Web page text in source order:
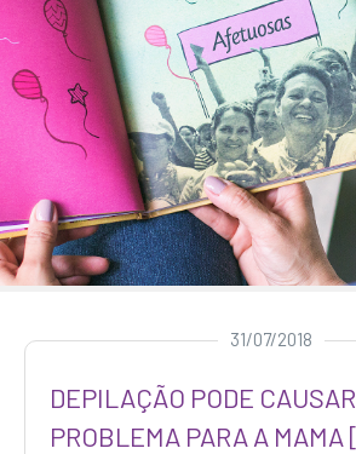
31/07/2018
DEPILAÇÃO PODE
PROBLEMA PARA A